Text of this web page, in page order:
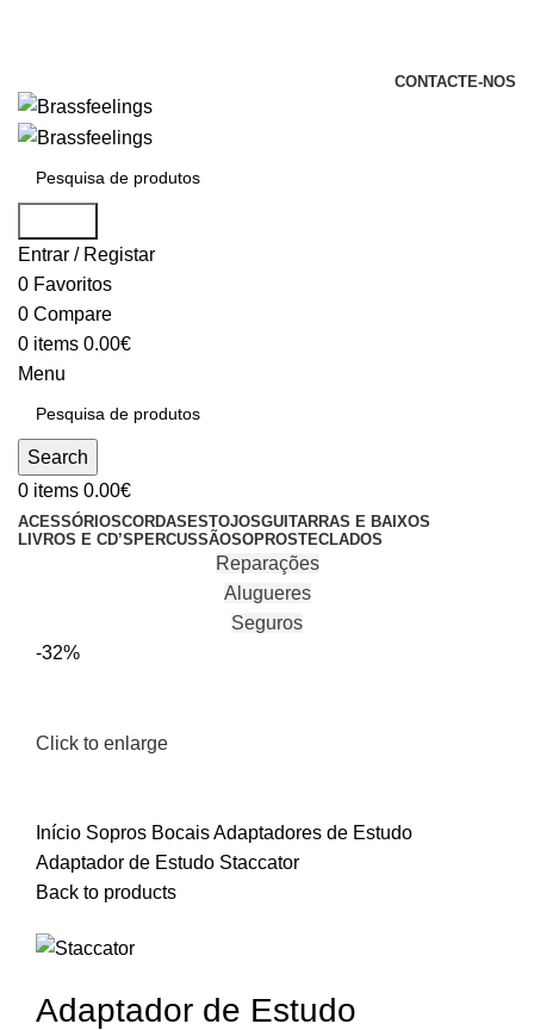
CONTACTE-NOS
Entrar / Registar
0 Favoritos
0 Compare
0 items 0.00€
Menu
Search
0 items 0.00€
ACESSÓRIOSCORDAS ESTOJOSGUITARRAS E BAIXOS
LIVROS E CD’S PERCUSSÃOSOPROSTECLADOS
Reparações
Alugueres
Seguros
-32%
Click to enlarge
Início Sopros BocaisAdaptadores de Estudo
Adaptador de Estudo Staccator
Back to products
Adaptador de Estudo